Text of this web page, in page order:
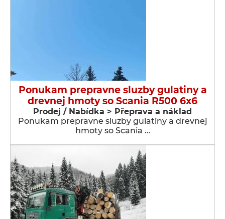
Ponukam prepravne sluzby gulatiny a
drevnej hmoty so Scania R500 6x6
Prodej / Nabídka > Přeprava a náklad
Ponukam prepravne sluzby gulatiny a drevnej
hmoty so Scania …